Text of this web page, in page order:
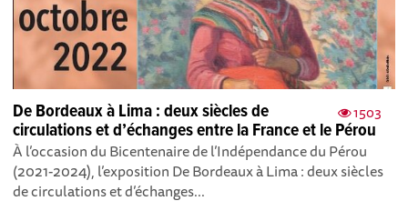
1503
De Bordeaux à Lima : deux siècles de
circulations et d’échanges entre la France et le Pérou
À l’occasion du Bicentenaire de l’Indépendance du Pérou
(2021-2024), l’exposition De Bordeaux à Lima : deux siècles
de circulations et d’échanges...